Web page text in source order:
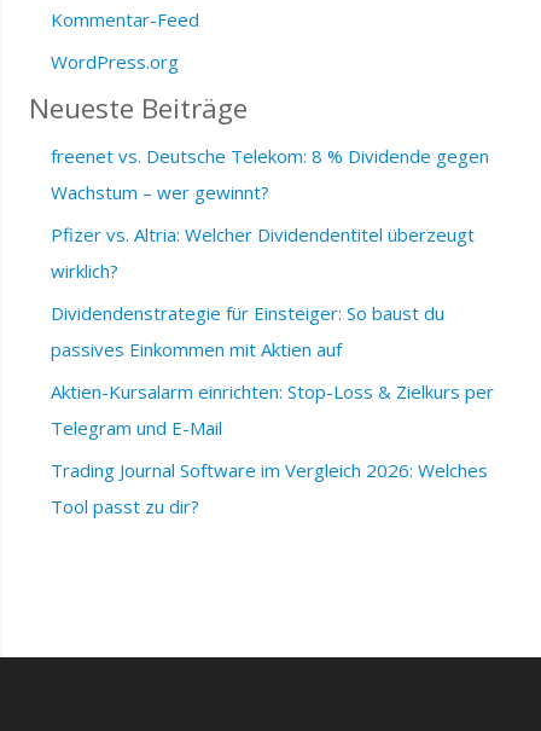
Kommentar-Feed
WordPress.org
Neueste Beiträge
freenet vs. Deutsche Telekom: 8 % Dividende gegen
Wachstum – wer gewinnt?
Pfizer vs. Altria: Welcher Dividendentitel überzeugt
wirklich?
Dividendenstrategie für Einsteiger: So baust du
passives Einkommen mit Aktien auf
Aktien-Kursalarm einrichten: Stop-Loss & Zielkurs per
Telegram und E-Mail
Trading Journal Software im Vergleich 2026: Welches
Tool passt zu dir?